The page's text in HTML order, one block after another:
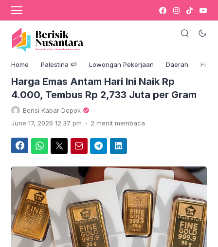
Home Palestina 🍉 Lowongan Pekerjaan Daerah
Komentar › Bisnis
Harga Emas Antam Hari Ini Naik Rp
4.000, Tembus Rp 2,733 Juta per Gram
Berisi Kabar Depok
June 17, 2026 12:37 pm . 2 menit membaca